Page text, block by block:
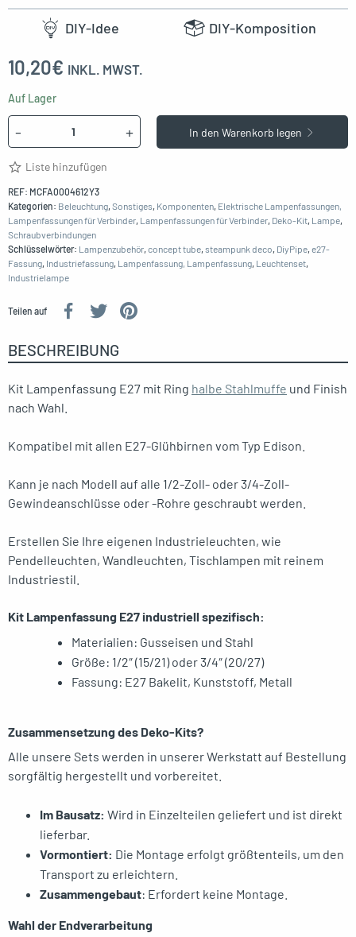
DIY-Idee DIY-Komposition
10,20€ INKL. MWST.
Auf Lager
- + In den Warenkorb legen
Liste hinzufügen
REF: MCFA0004612Y3
Kategorien: Beleuchtung, Sonstiges, Komponenten, Elektrische Lampenfassungen,
Lampenfassungenfür Verbinder, Lampenfassungenfür Verbinder, Deko-Kit, Lampe,
Schraubverbindungen
Schlüsselwörter: Lampenzubehör, concept tube, steampunk deco, DiyPipe, e27-
Fassung, Industriefassung, Lampenfassung, Lampenfassung, Leuchtenset,
Industrielampe
Teilen auf
BESCHREIBUNG
Kit Lampenfassung E27 mit Ring halbe Stahlmuffe und Finish
nach Wahl.
Kompatibel mit allen E27-Glühbirnen vom Typ Edison.
Kann je nach Modell auf alle 1/2-Zoll- oder 3/4-Zoll-
Gewindeanschlüsse oder -Rohre geschraubt werden.
Erstellen Sie Ihre eigenen Industrieleuchten, wie
Pendelleuchten, Wandleuchten, Tischlampen mit reinem
Industriestil.
Kit Lampenfassung E27 industriell spezifisch:
Materialien: Gusseisen und Stahl
Größe: 1/2″ (15/21) oder 3/4″ (20/27)
Fassung: E27 Bakelit, Kunststoff, Metall
Zusammensetzung des Deko-Kits?
Alle unsere Sets werden in unserer Werkstatt auf Bestellung
sorgfältig hergestellt und vorbereitet.
Im Bausatz: Wird in Einzelteilen geliefert und ist direkt
lieferbar.
Vormontiert: Die Montage erfolgt größtenteils, um den
Transport zu erleichtern.
Zusammengebaut: Erfordert keine Montage.
Wahl der Endverarbeitung